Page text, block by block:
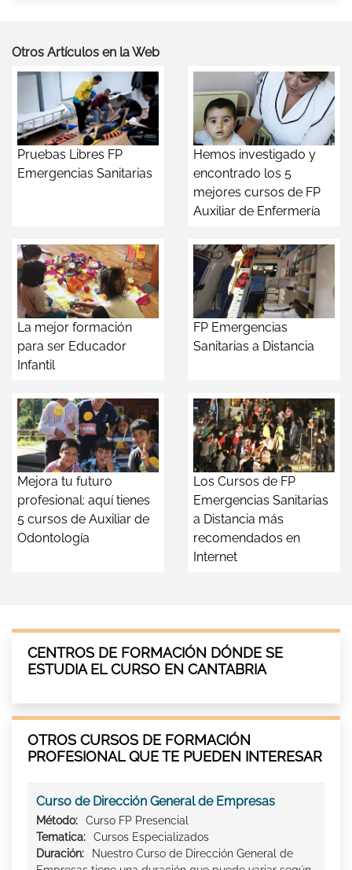
Otros Artículos en la Web
Pruebas Libres FP
Emergencias Sanitarias
Hemos investigado y
encontrado los 5
mejores cursos de FP
Auxiliar de Enfermería
La mejor formación
para ser Educador
Infantil
FP Emergencias
Sanitarias a Distancia
Mejora tu futuro
profesional: aquí tienes
5 cursos de Auxiliar de
Odontología
Los Cursos de FP
Emergencias Sanitarias
a Distancia más
recomendados en
Internet
CENTROS DE FORMACIÓN DÓNDE SE
ESTUDIA EL CURSO EN CANTABRIA
OTROS CURSOS DE FORMACIÓN
PROFESIONAL QUE TE PUEDEN INTERESAR
Curso de Dirección General de Empresas
Método:
Curso FP Presencial
Tematica:
Cursos Especializados
Duración:
Nuestro Curso de Dirección General de